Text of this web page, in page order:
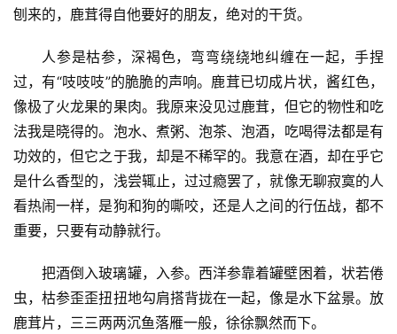
首
刨来的，鹿茸得自他要好的朋友，绝对的干货。
人参是枯参，深褐色，弯弯绕绕地纠缠在一起，手捏
过，有“吱吱吱”的脆脆的声响。鹿茸已切成片状，酱红色，
像极了火龙果的果肉。我原来没见过鹿茸，但它的物性和吃
法我是晓得的。泡水、煮粥、泡茶、泡酒，吃喝得法都是有
功效的，但它之于我，却是不稀罕的。我意在酒，却在乎它
是什么香型的，浅尝辄止，过过瘾罢了，就像无聊寂寞的人
看热闹一样，是狗和狗的嘶咬，还是人之间的行伍战，都不
重要，只要有动静就行。
把酒倒入玻璃罐，入参。西洋参靠着罐壁困着，状若倦
虫，枯参歪歪扭扭地勾肩搭背拢在一起，像是水下盆景。放
鹿茸片，三三两两沉鱼落雁一般，徐徐飘然而下。